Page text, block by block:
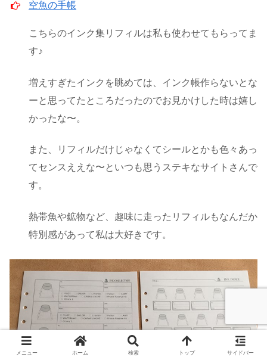
空魚の手帳
こちらのインク集リフィルは私も使わせてもらってま
す♪
増えすぎたインクを眺めては、インク帳作らないとな
ーと思ってたところだったのでお見かけした時は嬉し
かったな〜。
また、リフィルだけじゃなくてシールとかも色々あっ
てセンスええな〜といつも思うステキなサイトさんで
す。
熱帯魚や鉱物など、趣味に走ったリフィルもなんだか
特別感があって私は大好きです。
メニュー ホーム 検索 トップ サイドバー